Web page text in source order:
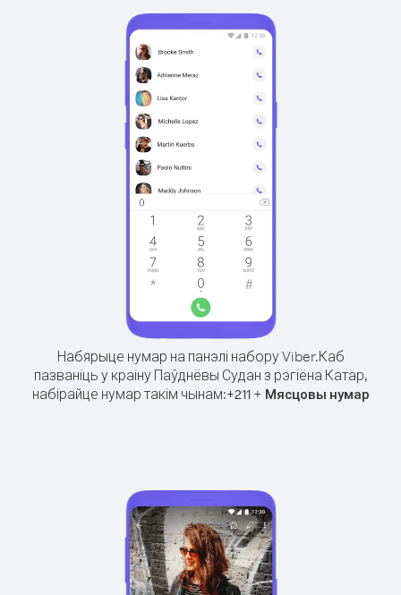
Набярыце нумар на панэлі набору Viber.Каб
пазваніць у краіну Паўднёвы Судан з рэгіёна Катар,
набірайце нумар такім чынам:+211+ Мясцовы нумар